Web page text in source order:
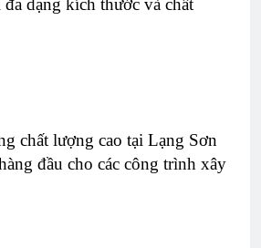
dạng kích thước và chất
chất lượng cao tại Lạng Sơn
đầu cho các công trình xây